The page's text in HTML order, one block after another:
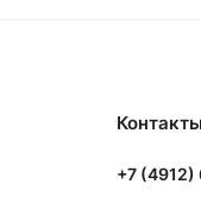
Контакты
+7